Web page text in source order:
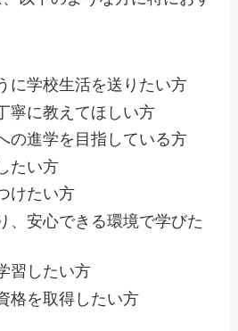
に学校生活を送りたい方
寧に教えてほしい方
の進学を目指している方
たい方
けたい方
、安心できる環境で学びた
習したい方
格を取得したい方